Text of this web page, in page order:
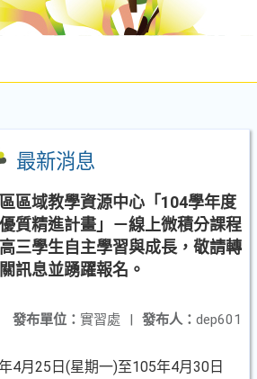
最新消息
區域教學資源中心「104學年度
質精進計畫」－線上微積分課程
三學生自主學習與成長，敬請轉
訊息並踴躍報名。
發布人： dep601
發布單位： 實習處 |
4月25日(星期一)至105年4月30日